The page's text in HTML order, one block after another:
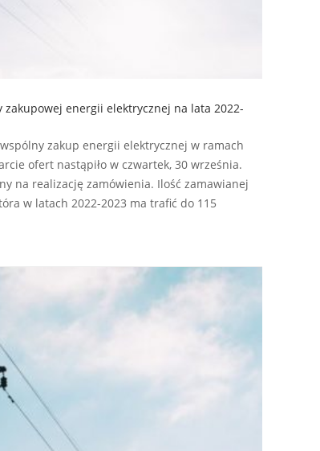
zakupowej energii elektrycznej na lata 2022-
zakup energii elektrycznej w ramach
ofert nastąpiło w czwartek, 30 września.
na realizację zamówienia. Ilość zamawianej
w latach 2022-2023 ma trafić do 115